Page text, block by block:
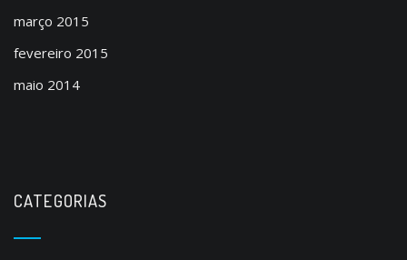
março 2015
fevereiro 2015
maio 2014
CATEGORIAS